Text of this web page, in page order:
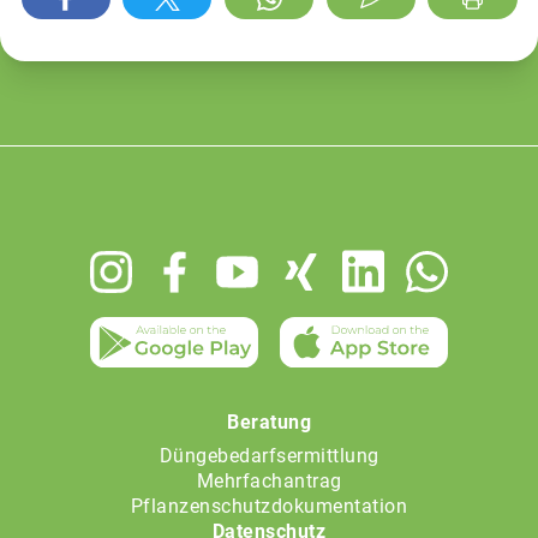
Beratung
Düngebedarfsermittlung
Mehrfachantrag
Pflanzenschutzdokumentation
Datenschutz